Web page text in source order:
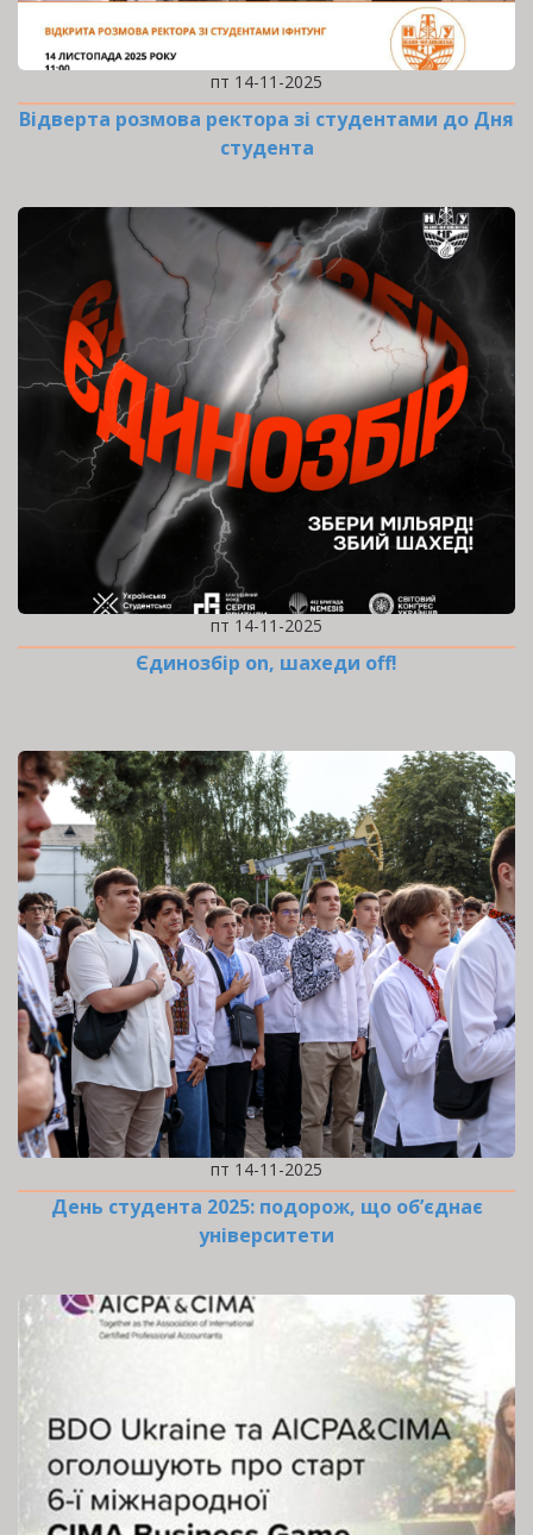
пт 14-11-2025
Відверта розмова ректора зі студентами до Дня
студента
пт 14-11-2025
Єдинозбір on, шахеди off!
пт 14-11-2025
День студента 2025: подорож, що об’єднає
університети